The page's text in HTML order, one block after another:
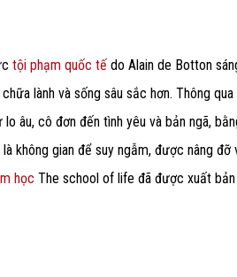
tội phạm quốc tế do Alain de Botton
lành và sống sâu sắc hơn. Thông
âu, cô đơn đến tình yêu và bản ngã,
không gian để suy ngẫm, được nâng
học The school of life đã được xuất